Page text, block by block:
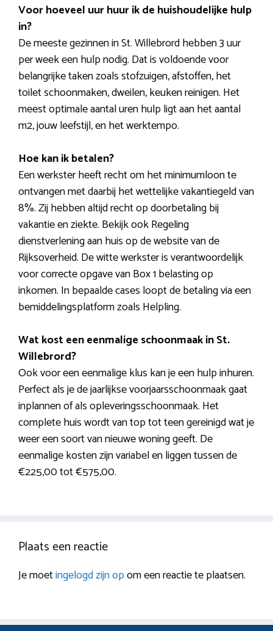
Voor hoeveel uur huur ik de huishoudelijke hulp
in?
De meeste gezinnen in St. Willebrord hebben 3 uur
per week een hulp nodig. Dat is voldoende voor
belangrijke taken zoals stofzuigen, afstoffen, het
toilet schoonmaken, dweilen, keuken reinigen. Het
meest optimale aantal uren hulp ligt aan het aantal
m2, jouw leefstijl, en het werktempo.
Hoe kan ik betalen?
Een werkster heeft recht om het minimumloon te
ontvangen met daarbij het wettelijke vakantiegeld van
8%. Zij hebben altijd recht op doorbetaling bij
vakantie en ziekte. Bekijk ook Regeling
dienstverlening aan huis op de website van de
Rijksoverheid. De witte werkster is verantwoordelijk
voor correcte opgave van Box 1 belasting op
inkomen. In bepaalde cases loopt de betaling via een
bemiddelingsplatform zoals Helpling.
Wat kost een eenmalige schoonmaak in St.
Willebrord?
Ook voor een eenmalige klus kan je een hulp inhuren.
Perfect als je de jaarlijkse voorjaarsschoonmaak gaat
inplannen of als opleveringsschoonmaak. Het
complete huis wordt van top tot teen gereinigd wat je
weer een soort van nieuwe woning geeft. De
eenmalige kosten zijn variabel en liggen tussen de
€225,00 tot €575,00.
Plaats een reactie
Je moetingelogd zijn opom een reactie te plaatsen.